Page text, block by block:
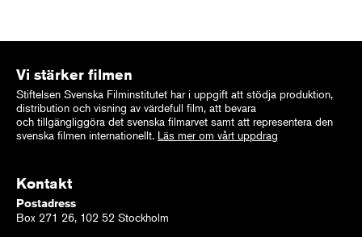
Vi stärker filmen
Stiftelsen Svenska Filminstitutet har i uppgift att stödja produktion,
distribution och visning av värdefull film, att bevara
och tillgängliggöra det svenska filmarvet samt att representera den
svenska filmen internationellt. Läs mer om vårt uppdrag
Kontakt
Postadress
Box 271 26, 102 52 Stockholm